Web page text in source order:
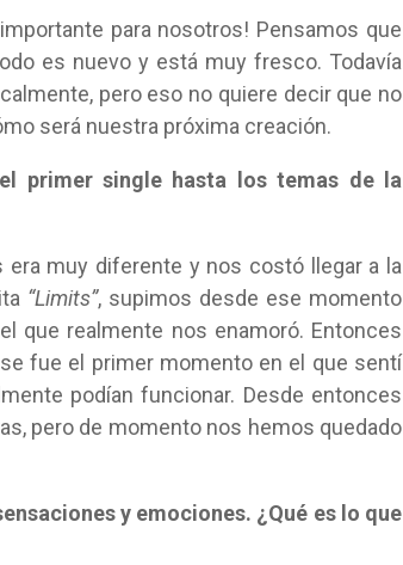
para nosotros! Pensamos que
es nuevo y está muy fresco. Todavía
pero eso no quiere decir que no
será nuestra próxima creación.
primer single hasta los temas de la
era muy diferente y nos costó llegar a la
“Limits”, supimos desde ese momento
que realmente nos enamoró. Entonces
fue el primer momento en el que sentí
podían funcionar. Desde entonces
pero de momento nos hemos quedado
y emociones. ¿Qué es lo que